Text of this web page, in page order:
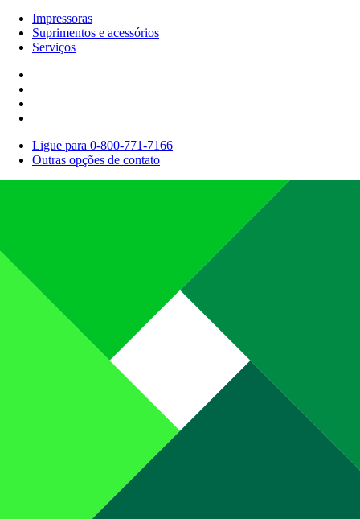
Impressoras
Suprimentos e acessórios
Serviços
Ligue para 0-800-771-7166
Outras opções de contato